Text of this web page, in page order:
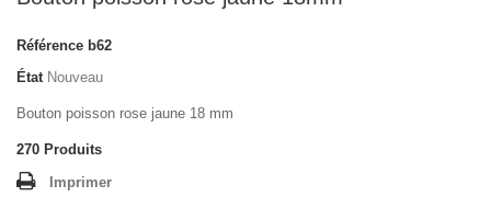
Référence b62
État Nouveau
Bouton poisson rose jaune 18 mm
270 Produits
Imprimer